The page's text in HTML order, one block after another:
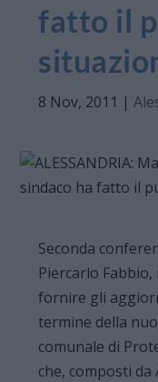
fatto il
8 Nov, 2011 |
Seconda
Piercarlo
fornire gli
termine della
comunale di
che, composti